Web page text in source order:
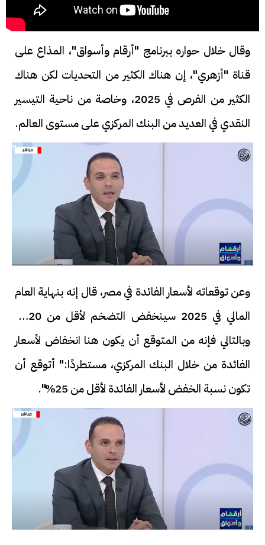
وقال خلال حواره ببرنامج "أرقام وأسواق"، المذاع على
قناة "أزهري"، إن هناك الكثير من التحديات لكن هناك
الكثير من الفرص في 2025، وخاصة من ناحية التيسير
النقدي في العديد من البنك المركزي على مستوى العالم.
وعن توقعاته لأسعار الفائدة في مصر، قال إنه بنهاية العام
المالي في 2025 سينخفض التضخم لأقل من 20%،
وبالتالي فإنه من المتوقع أن يكون هنا انخفاض لأسعار
الفائدة من خلال البنك المركزي، مستطردًا:" أتوقع أن
تكون نسبة الخفض لأسعار الفائدة لأقل من 25%".